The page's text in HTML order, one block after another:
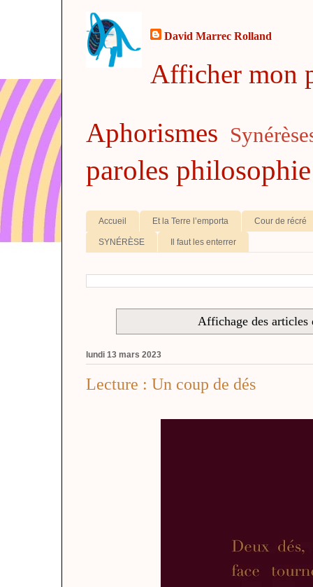
David Marrec Rolland
Afficher mon
Aphorismes
paroles philosophie
Accueil Et la Terre l’emporta Cour de récré
SYNÉRÈSE Il faut les enterrer
Affichage des
lundi 13 mars 2023
Lecture : Un coup de dés